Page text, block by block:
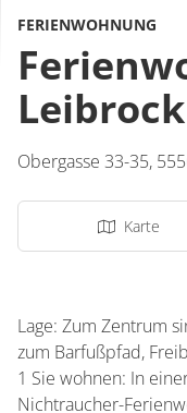
FERIENWOHNUNG
Leibrock
Obergasse 33-35,
Karte
Lage: Zum Zentrum
zum Barfußpfad,
1 Sie wohnen: In
Nichtraucher-